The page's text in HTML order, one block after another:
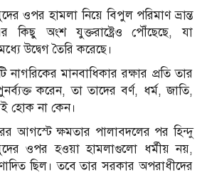
ওপর হামলা নিয়ে বিপুল পরিমাণ ভ্রান্ত
কিছু অংশ যুক্তরাষ্ট্রেও পৌঁছেছে, যা
উদ্বেগ তৈরি করেছে।
নাগরিকের মানবাধিকার রক্ষার প্রতি তার
করেন, তা তাদের বর্ণ, ধর্ম, জাতি,
হোক না কেন।
আগস্টে ক্ষমতার পালাবদলের পর হিন্দু
ওপর হওয়া হামলাগুলো ধর্মীয় নয়,
ছিল। তবে তার সরকার অপরাধীদের